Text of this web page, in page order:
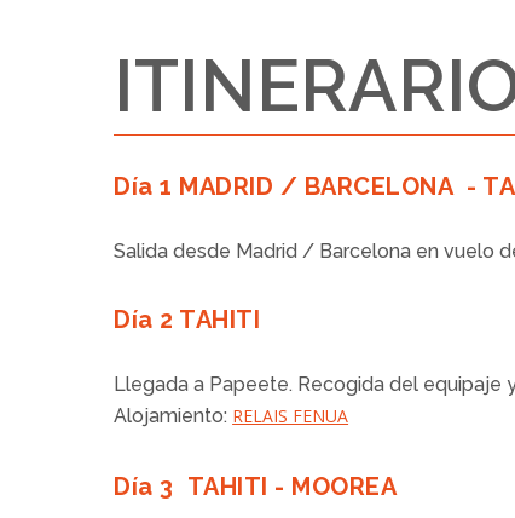
Día 1 MADRID / BARCELONA -
Salida desde Madrid / Barcelona en vuelo
Día 2 TAHITI
Llegada a Papeete. Recogida del equipaje
Alojamiento: RELAIS FENUA
Día 3 TAHITI - MOOREA